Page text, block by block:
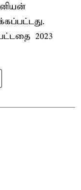
2023